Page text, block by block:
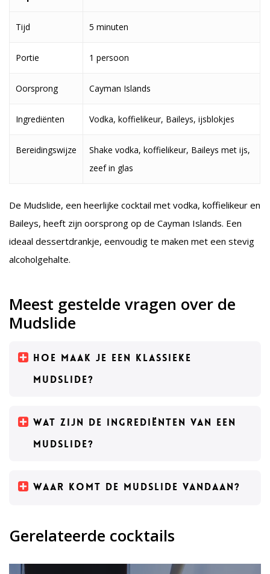
Tijd 5 minuten
Portie 1 persoon
Oorsprong Cayman Islands
Ingrediënten Vodka, koffielikeur, Baileys, ijsblokjes
Bereidingswijze
Shake vodka, koffielikeur, Baileys met ijs,
zeef in glas
De Mudslide, een heerlijke cocktail met vodka, koffielikeur en
Baileys, heeft zijn oorsprong op de Cayman Islands. Een
ideaal dessertdrankje, eenvoudig te maken met een stevig
alcoholgehalte.
Meest gestelde vragen over de
Mudslide
Hoe maak je een klassieke
Mudslide?
Wat zijn de ingrediënten van een
Mudslide?
Waar komt de Mudslide vandaan?
Gerelateerde cocktails